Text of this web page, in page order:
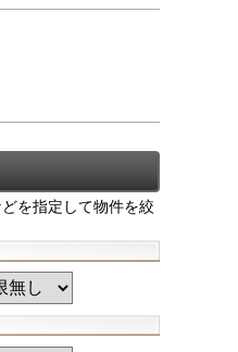
を指定して物件を絞